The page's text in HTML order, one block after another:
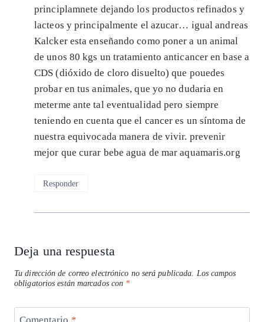
principlamnete dejando los productos refinados y
lacteos y principalmente el azucar… igual andreas
Kalcker esta enseñando como poner a un animal
de unos 80 kgs un tratamiento anticancer en base a
CDS (dióxido de cloro disuelto) que pouedes
probar en tus animales, que yo no dudaria en
meterme ante tal eventualidad pero siempre
teniendo en cuenta que el cancer es un síntoma de
nuestra equivocada manera de vivir. prevenir
mejor que curar bebe agua de mar aquamaris.org
Responder
Deja una respuesta
Tu dirección de correo electrónico no será publicada.
Los campos
obligatorios están marcados con *